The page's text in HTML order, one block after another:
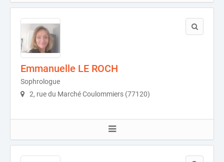
Emmanuelle LE ROCH
Sophrologue
2, rue du Marché Coulommiers (77120)